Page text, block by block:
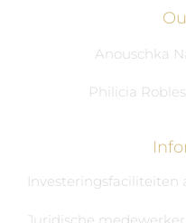
Anouschka
Philicia
Investeringsfaciliteiten